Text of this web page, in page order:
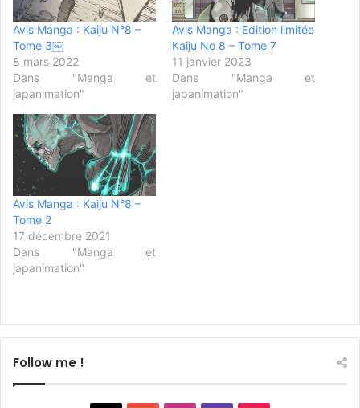
Avis Manga : Kaiju N°8 –
Tome 3￼
8 mars 2022
Dans "Manga et
japanimation"
Avis Manga : Edition limitée
Kaiju No 8 – Tome 7
11 janvier 2023
Dans "Manga et
japanimation"
Avis Manga : Kaiju N°8 –
Tome 2
17 décembre 2021
Dans "Manga et
japanimation"
Follow me !